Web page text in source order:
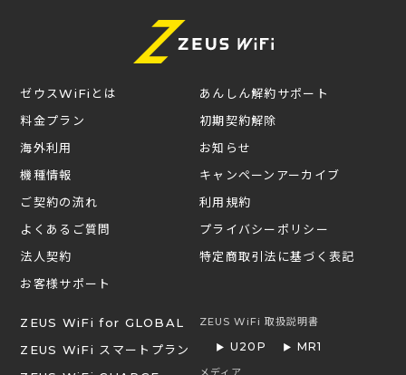
ゼウスWiFiとは
料金プラン
海外利用
機種情報
ご契約の流れ
よくあるご質問
法人契約
お客様サポート
あんしん解約サポート
初期契約解除
お知らせ
キャンペーンアーカイブ
利用規約
プライバシーポリシー
特定商取引法に基づく表記
ZEUS WiFi for GLOBAL
ZEUS WiFi スマートプラン
ZEUS WiFi 取扱説明書
U20P MR1